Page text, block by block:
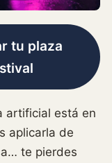
tu plaza
artificial está en
aplicarla de
te pierdes